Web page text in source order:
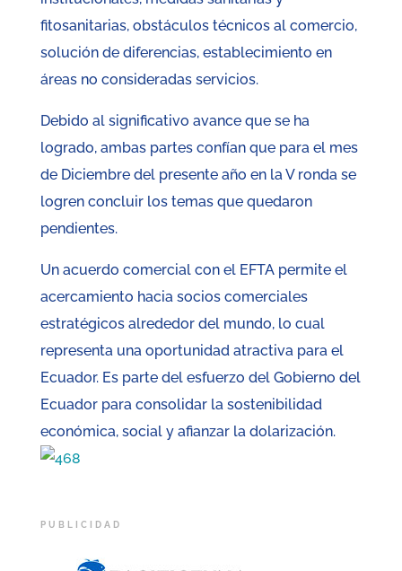
fitosanitarias, obstáculos técnicos al comercio,
solución de diferencias, establecimiento en
áreas no consideradas servicios.
Debido al significativo avance que se ha
logrado, ambas partes confían que para el mes
de Diciembre del presente año en la V ronda se
logren concluir los temas que quedaron
pendientes.
Un acuerdo comercial con el EFTA permite el
acercamiento hacia socios comerciales
estratégicos alrededor del mundo, lo cual
representa una oportunidad atractiva para el
Ecuador. Es parte del esfuerzo del Gobierno del
Ecuador para consolidar la sostenibilidad
económica, social y afianzar la dolarización.